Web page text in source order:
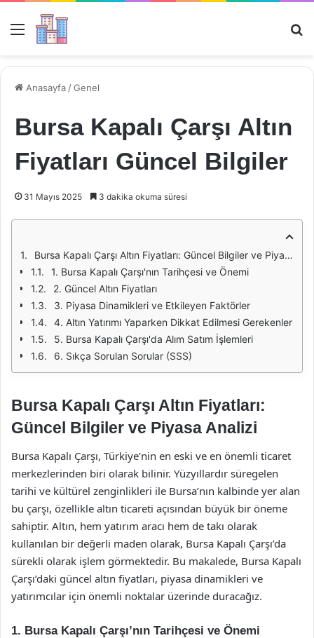
Menü
Anasayfa /Genel
Bursa Kapalı Çarşı Altın
Fiyatları Güncel Bilgiler
31 Mayıs 2025 3 dakika okuma süresi
Bursa Kapalı Çarşı Altın Fiyatları: Güncel Bilgiler ve Piyasa Analizi
1. Bursa Kapalı Çarşı'nın Tarihçesi ve Önemi
2. Güncel Altın Fiyatları
3. Piyasa Dinamikleri ve Etkileyen Faktörler
4. Altın Yatırımı Yaparken Dikkat Edilmesi Gerekenler
5. Bursa Kapalı Çarşı'da Alım Satım İşlemleri
6. Sıkça Sorulan Sorular (SSS)
Bursa Kapalı Çarşı Altın Fiyatları:
Güncel Bilgiler ve Piyasa Analizi
Bursa Kapalı Çarşı, Türkiye’nin en eski ve en önemli ticaret
merkezlerinden biri olarak bilinir. Yüzyıllardır süregelen
tarihi ve kültürel zenginlikleri ile Bursa’nın kalbinde yer alan
bu çarşı, özellikle altın ticareti açısından büyük bir öneme
sahiptir. Altın, hem yatırım aracı hem de takı olarak
kullanılan bir değerli maden olarak, Bursa Kapalı Çarşı’da
sürekli olarak işlem görmektedir. Bu makalede, Bursa Kapalı
Çarşı’daki güncel altın fiyatları, piyasa dinamikleri ve
yatırımcılar için önemli noktalar üzerinde duracağız.
1. Bursa Kapalı Çarşı’nın Tarihçesi ve Önemi